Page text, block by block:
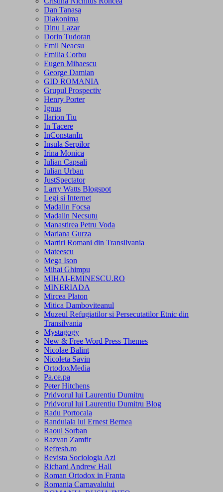
Dan Tanasa
Diakonima
Dinu Lazar
Dorin Tudoran
Emil Neacsu
Emilia Corbu
Eugen Mihaescu
George Damian
GID ROMANIA
Grupul Prospectiv
Henry Porter
Ignus
Ilarion Tiu
In Tacere
InConstanIn
Insula Serpilor
Irina Monica
Iulian Capsali
Iulian Urban
JustSpectator
Larry Watts Blogspot
Legi si Internet
Madalin Focsa
Madalin Necsutu
Manastirea Petru Voda
Mariana Gurza
Martiri Romani din Transilvania
Mateescu
Mega Ison
Mihai Ghimpu
MIHAI-EMINESCU.RO
MINERIADA
Mircea Platon
Mitica Damboviteanul
Muzeul Refugiatilor si Persecutatilor Etnic din
Transilvania
Mystagogy
New & Free Word Press Themes
Nicolae Balint
Nicoleta Savin
OrtodoxMedia
Pa.ce.pa
Peter Hitchens
Pridvorul lui Laurentiu Dumitru
Pridvorul lui Laurentiu Dumitru Blog
Radu Portocala
Randuiala lui Ernest Bernea
Raoul Sorban
Razvan Zamfir
Refresh.ro
Revista Sociologia Azi
Richard Andrew Hall
Roman Ortodox in Franta
Romania Carnavalului